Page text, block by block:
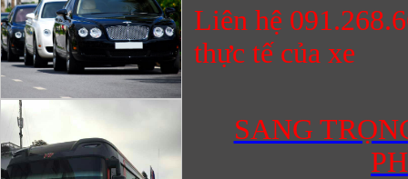
Liên hệ
thực tế của xe
SANG